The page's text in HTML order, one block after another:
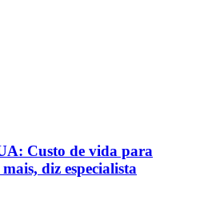
Custo de vida para
diz especialista